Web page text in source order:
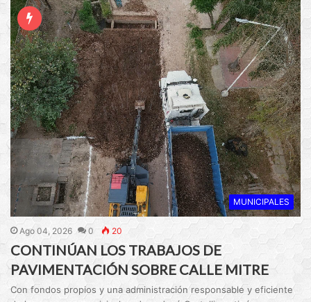
MUNICIPALES
Ago 04, 2026 0 20
CONTINÚAN LOS TRABAJOS DE
PAVIMENTACIÓN SOBRE CALLE MITRE
Con fondos propios y una administración responsable y eficiente